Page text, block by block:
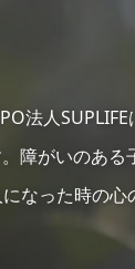
法人
障がいのある
になった時の